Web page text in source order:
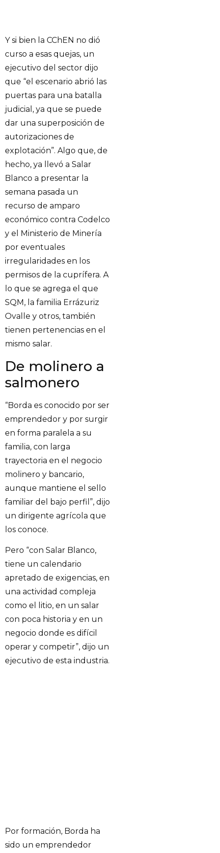
Y si bien la CChEN no dió
curso a esas quejas, un
ejecutivo del sector dijo
que “el escenario abrió las
puertas para una batalla
judicial, ya que se puede
dar una superposición de
autorizaciones de
explotación”. Algo que, de
hecho, ya llevó a Salar
Blanco a presentar la
semana pasada un
recurso de amparo
económico contra Codelco
y el Ministerio de Minería
por eventuales
irregularidades en los
permisos de la cuprífera. A
lo que se agrega el que
SQM, la familia Errázuriz
Ovalle y otros, también
tienen pertenencias en el
mismo salar.
De molinero a
salmonero
“Borda es conocido por ser
emprendedor y por surgir
en forma paralela a su
familia, con larga
trayectoria en el negocio
molinero y bancario,
aunque mantiene el sello
familiar del bajo perfil”, dijo
un dirigente agrícola que
los conoce.
Pero “con Salar Blanco,
tiene un calendario
apretado de exigencias, en
una actividad compleja
como el litio, en un salar
con poca historia y en un
negocio donde es difícil
operar y competir”, dijo un
ejecutivo de esta industria.
Por formación, Borda ha
sido un emprendedor